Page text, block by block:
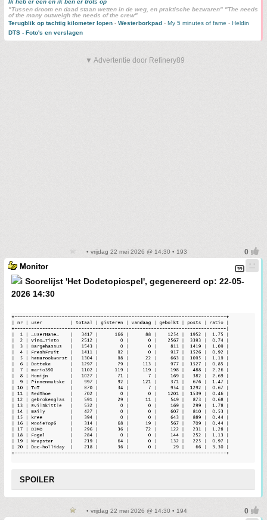
Ik heb er één en ik ben er trots op
"Tussen droom en daad staan wetten in de weg, en praktische bezwaren" "The needs
of the many outweigh the needs of the crew"
Terugblik op tachtig kilometer lopen - Westerborkpad - My 5 minutes of fame - Heldin
DTS - Foto's en verslagen
▼ Advertentie door Refinery89
• vrijdag 22 mei 2026 @ 14:30 • 193
Monitor
Scorelijst 'Het Dodetopicspel', gegenereerd op: 22-05-
2026 14:30
SPOILER
• vrijdag 22 mei 2026 @ 14:30 • 194